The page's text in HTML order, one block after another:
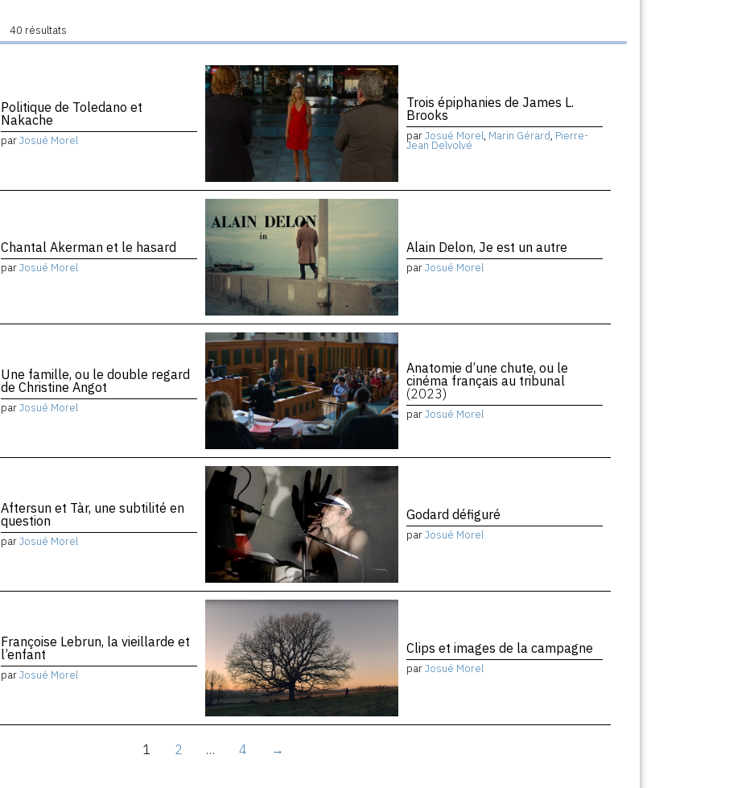
40 résultats
Politique de Toledano et
Nakache
parJosué Morel
Trois épiphanies de James L.
Brooks
parJosué Morel, Marin Gérard, Pierre-
Jean Delvolvé
Chantal Akerman et le hasard
parJosué Morel
Alain Delon, Je est un autre
parJosué Morel
Une famille, ou le double regard
de Christine Angot
parJosué Morel
Anatomie d’une chute, ou le
cinéma français au tribunal
(2023)
parJosué Morel
Aftersun et Tàr, une subtilité en
question
parJosué Morel
Godard défiguré
parJosué Morel
Françoise Lebrun, la vieillarde et
l’enfant
parJosué Morel
Clips et images de la campagne
parJosué Morel
1 2 … 4 →